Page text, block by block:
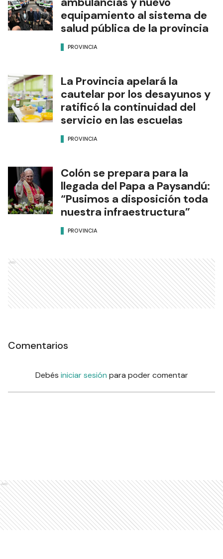
equipamiento al sistema de
salud pública de la provincia
PROVINCIA
La Provincia apelará la
cautelar por los desayunos y
ratificó la continuidad del
servicio en las escuelas
PROVINCIA
Colón se prepara para la
llegada del Papa a Paysandú:
“Pusimos a disposición toda
nuestra infraestructura”
PROVINCIA
Ads
Comentarios
Debés iniciar sesión para poder comentar
Ads